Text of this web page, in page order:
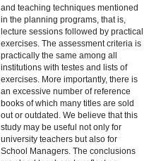
and teaching techniques mentioned
in the planning programs, that is,
lecture sessions followed by practical
exercises. The assessment criteria is
practically the same among all
institutions with testes and lists of
exercises. More importantly, there is
an excessive number of reference
books of which many titles are sold
out or outdated. We believe that this
study may be useful not only for
university teachers but also for
School Managers. The conclusions